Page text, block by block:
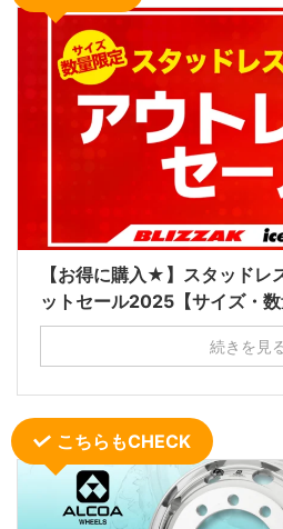
【お得に購入★】スタッドレ
ットセール2025【サイズ・数
続きを見
こちらもCHECK